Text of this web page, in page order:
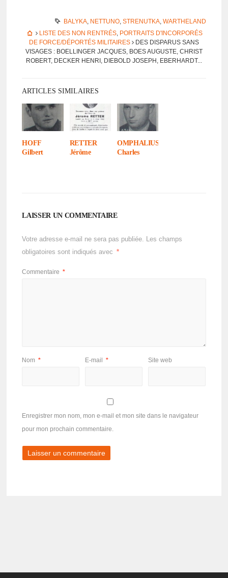
BALYKA, NETTUNO, STRENUTKA, WARTHELAND
LISTE DES NON RENTRÉS, PORTRAITS D'INCORPORÉS
DE FORCE/DÉPORTÉS MILITAIRES DES DISPA­RUS SANS
VISAGES : BOELLINGER JACQUES, BOES AUGUSTE, CHRIST
ROBERT, DECKER HENRI, DIEBOLD JOSEPH, EBERHARDT...
ARTICLES SIMILAIRES
HOFF
Gilbert
RETTER
Jérôme
OMPHALIUS
Charles
LAISSER UN COMMENTAIRE
Votre adresse e-mail ne sera pas publiée. Les champs
obligatoires sont indiqués avec
*
Commentaire *
Nom * E-mail * Site web
Enregistrer mon nom, mon e-mail et mon site dans le navigateur
pour mon prochain commentaire.